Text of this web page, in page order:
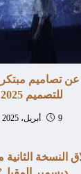
تصاميم مبتكرة
للتصميم 2025
9 أبريل، 2025
النسخة